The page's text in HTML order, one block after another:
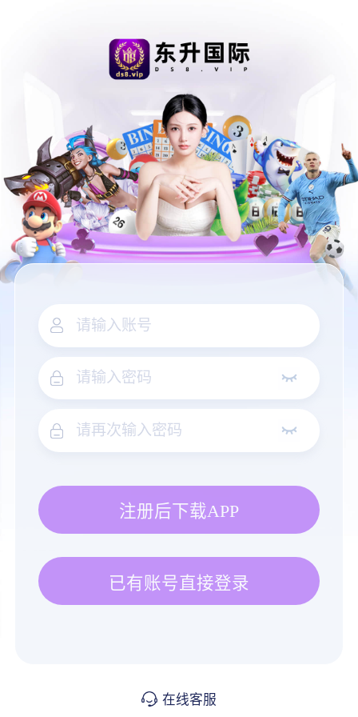
注册后下载APP
已有账号直接登录
在线客服